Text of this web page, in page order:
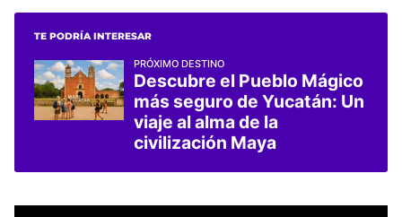
TE PODRÍA INTERESAR
PRÓXIMO DESTINO
Descubre el Pueblo Mágico
más seguro de Yucatán: Un
viaje al alma de la
civilización Maya